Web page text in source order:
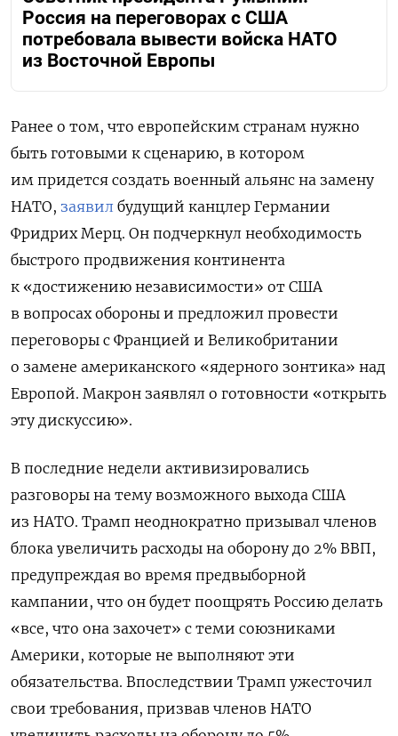
Россия на переговорах с США
потребовала вывести войска НАТО
из Восточной Европы
Ранее о том, что европейским странам нужно
быть готовыми к сценарию, в котором
им придется создать военный альянс на замену
НАТО, заявил будущий канцлер Германии
Фридрих Мерц. Он подчеркнул необходимость
быстрого продвижения континента
к «достижению независимости» от США
в вопросах обороны и предложил провести
переговоры с Францией и Великобритании
о замене американского «ядерного зонтика» над
Европой. Макрон заявлял о готовности «открыть
эту дискуссию».
В последние недели активизировались
разговоры на тему возможного выхода США
из НАТО. Трамп неоднократно призывал членов
блока увеличить расходы на оборону до 2% ВВП,
предупреждая во время предвыборной
кампании, что он будет поощрять Россию делать
«все, что она захочет» с теми союзниками
Америки, которые не выполняют эти
обязательства. Впоследствии Трамп ужесточил
свои требования, призвав членов НАТО